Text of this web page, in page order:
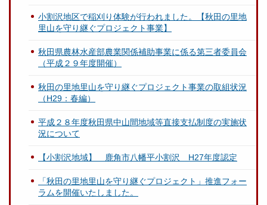
小割沢地区で稲刈り体験が行われました。【秋田の里地
里山を守り継ぐプロジェクト事業】
秋田県農林水産部農業関係補助事業に係る第三者委員会
（平成２９年度開催）
秋田の里地里山を守り継ぐプロジェクト事業の取組状況
（H29：春編）
平成２８年度秋田県中山間地域等直接支払制度の実施状
況について
【小割沢地域】 鹿角市八幡平小割沢 H27年度認定
「秋田の里地里山を守り継ぐプロジェクト」推進フォー
ラムを開催いたしました。